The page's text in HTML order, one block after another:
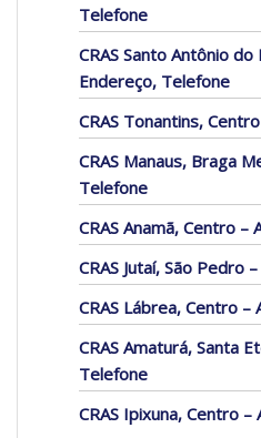
Telefone
CRAS Santo Antônio do
Endereço, Telefone
CRAS Tonantins,
CRAS Manaus, Braga
Telefone
CRAS Anamã, Centro
CRAS Jutaí, São Pedro
CRAS Lábrea, Centro
CRAS Amaturá, Santa
Telefone
CRAS Ipixuna, Centro